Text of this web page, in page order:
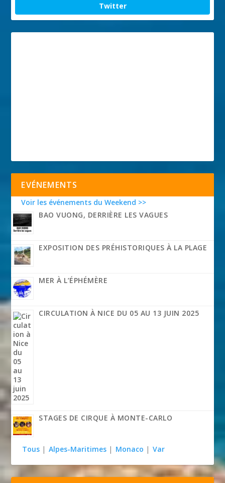
Twitter
EVÉNEMENTS
Voir les événements du Weekend >>
BAO VUONG, DERRIÈRE LES VAGUES
EXPOSITION DES PRÉHISTORIQUES À LA PLAGE
MER À L’ÉPHÉMÈRE
CIRCULATION À NICE DU 05 AU 13 JUIN 2025
STAGES DE CIRQUE À MONTE-CARLO
Tous | Alpes-Maritimes | Monaco | Var